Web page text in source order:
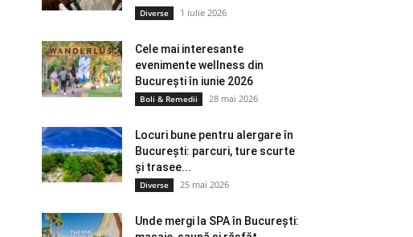
Diverse 1 iulie 2026
Cele mai interesante
evenimente wellness din
București în iunie 2026
Boli & Remedii 28 mai 2026
Locuri bune pentru alergare în
București: parcuri, ture scurte
și trasee...
Diverse 25 mai 2026
Unde mergi la SPA în București: